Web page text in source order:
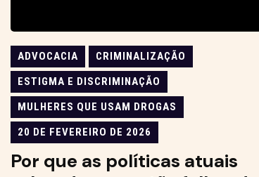
ADVOCACIA
CRIMINALIZAÇÃO
ESTIGMA E DISCRIMINAÇÃO
MULHERES QUE USAM DROGAS
20 DE FEVEREIRO DE 2026
Por que as políticas atuais